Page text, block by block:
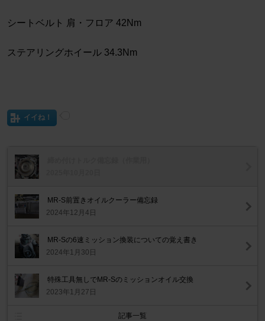
シートベルト 肩・フロア 42Nm
ステアリングホイール 34.3Nm
イイね！
MR-S前置きオイルクーラー備忘録
2024年12月4日
MR-Sの6速ミッション換装についての覚え書き
2024年1月30日
特殊工具無しでMR-Sのミッションオイル交換
2023年1月27日
記事一覧